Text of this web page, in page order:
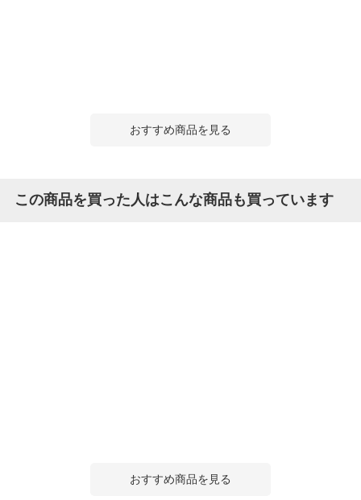
おすすめ商品を見る
この商品を買った人はこんな商品も買っています
おすすめ商品を見る